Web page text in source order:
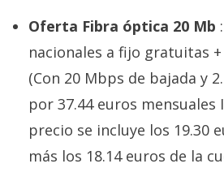
Contacto
/
Sobre
nosotros
/
Publicidad
/
Oferta Fibra óptica 20 Mb
nacionales a fijo gratuitas
(Con 20 Mbps de bajada y
por 37.44 euros mensuales
precio se incluye los 19.30
más los 18.14 euros de la